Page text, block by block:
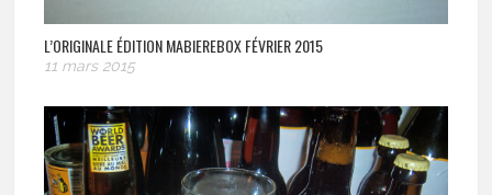
L’ORIGINALE ÉDITION MABIEREBOX FÉVRIER 2015
11 mars 2015